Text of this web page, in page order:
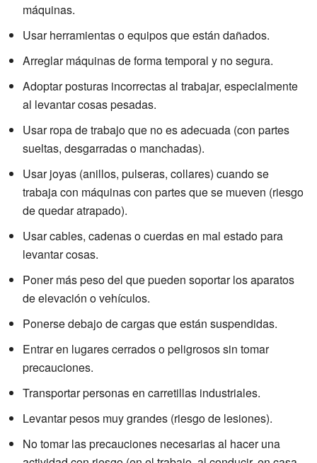
máquinas.
Usar herramientas o equipos que están dañados.
Arreglar máquinas de forma temporal y no segura.
Adoptar posturas incorrectas al trabajar, especialmente
al levantar cosas pesadas.
Usar ropa de trabajo que no es adecuada (con partes
sueltas, desgarradas o manchadas).
Usar joyas (anillos, pulseras, collares) cuando se
trabaja con máquinas con partes que se mueven (riesgo
de quedar atrapado).
Usar cables, cadenas o cuerdas en mal estado para
levantar cosas.
Poner más peso del que pueden soportar los aparatos
de elevación o vehículos.
Ponerse debajo de cargas que están suspendidas.
Entrar en lugares cerrados o peligrosos sin tomar
precauciones.
Transportar personas en carretillas industriales.
Levantar pesos muy grandes (riesgo de lesiones).
No tomar las precauciones necesarias al hacer una